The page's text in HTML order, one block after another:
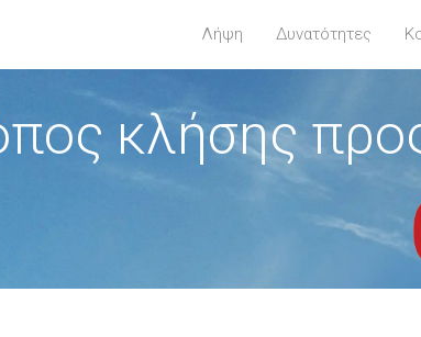
Λήψη Δυνατότητες
κλήσης